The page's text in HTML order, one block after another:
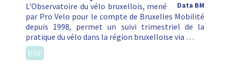
Data BM
L'Observatoire du vélo bruxellois, mené
par Pro Velo pour le compte de Bruxelles Mobilité
depuis 1998, permet un suivi trimestriel de la
pratique du vélo dans la région bruxelloise via …
PDF